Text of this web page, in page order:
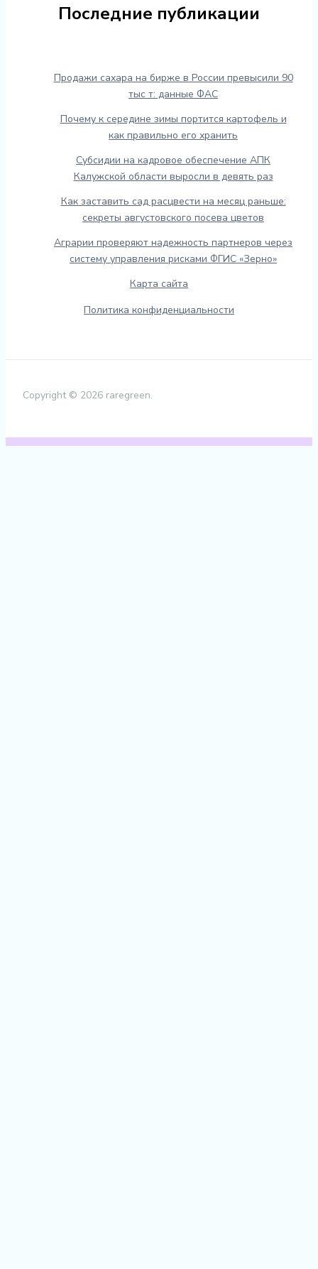
Последние публикации
Продажи сахара на бирже в России превысили 90
тыс т: данные ФАС
Почему к середине зимы портится картофель и
как правильно его хранить
Субсидии на кадровое обеспечение АПК
Калужской области выросли в девять раз
Как заставить сад расцвести на месяц раньше:
секреты августовского посева цветов
Аграрии проверяют надежность партнеров через
систему управления рисками ФГИС «Зерно»
Карта сайта
Политика конфиденциальности
Copyright © 2026 raregreen.